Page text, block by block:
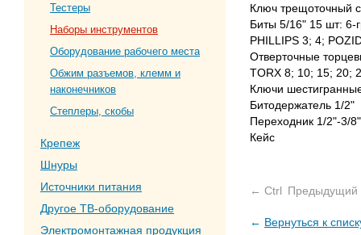
Тестеры
Наборы инструментов
Оборудование рабочего места
Обжим разъемов, клемм и
наконечников
Степлеры, скобы
Крепеж
Шнуры
Источники питания
Другое ТВ-оборудование
Электромонтажная продукция
Ключ трещоточный
Биты 5/16" 15 шт: 6-
PHILLIPS 3; 4;
Отверточные
TORX 8; 10; 15; 20;
Ключи
Битодержатель 1/2"
Переходник 1/2"-3/8"
Кейс
← Ctrl Предыдущий
← Вернуться к